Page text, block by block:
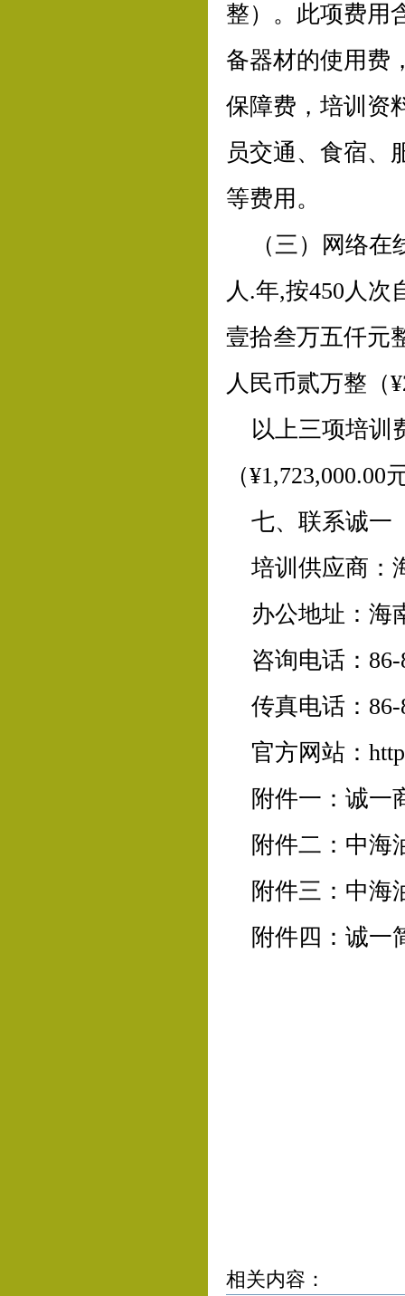
整）。此项费用
备器材的使用费
保障费，培训资
员交通、食宿、
等费用。
（三）网络
人.年,按450人次
壹拾叁万五仟元
人民币贰万整（
以上三项培训
（¥1,723,000.00
七、联系诚一
培训供应商：
办公地址：海
咨询电话：
传真电话：
官方网站：
附件一：诚一
附件二：中海
附件三：中海
附件四：诚一
相关内容：